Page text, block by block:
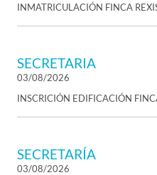
INMATRICULACIÓN FINCA
SECRETARIA
03/08/2026
INSCRICIÓN EDIFICACIÓN
SECRETARÍA
03/08/2026